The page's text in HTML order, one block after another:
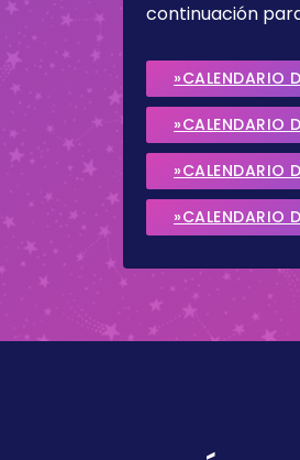
continuación
»CALENDARIO
»CALENDARIO
»CALENDARIO
»CALENDARIO